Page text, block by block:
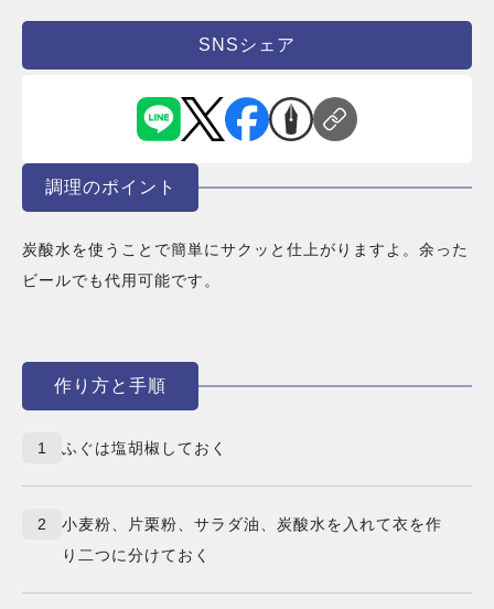
SNSシェア
調理のポイント
炭酸水を使うことで簡単にサクッと仕上がりますよ。余った
ビールでも代用可能です。
作り方と手順
1 ふぐは塩胡椒しておく
2
小麦粉、片栗粉、サラダ油、炭酸水を入れて衣を作
り二つに分けておく